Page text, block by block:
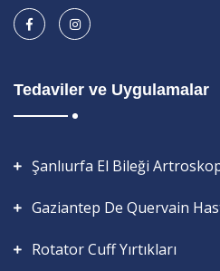
Tedaviler ve Uygulamalar
Şanlıurfa El Bileği
Gaziantep De Quervain
Rotator Cuff Yırtıkları